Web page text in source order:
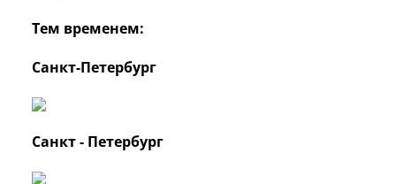
Тем временем:
Санкт-Петербург
Санкт - Петербург